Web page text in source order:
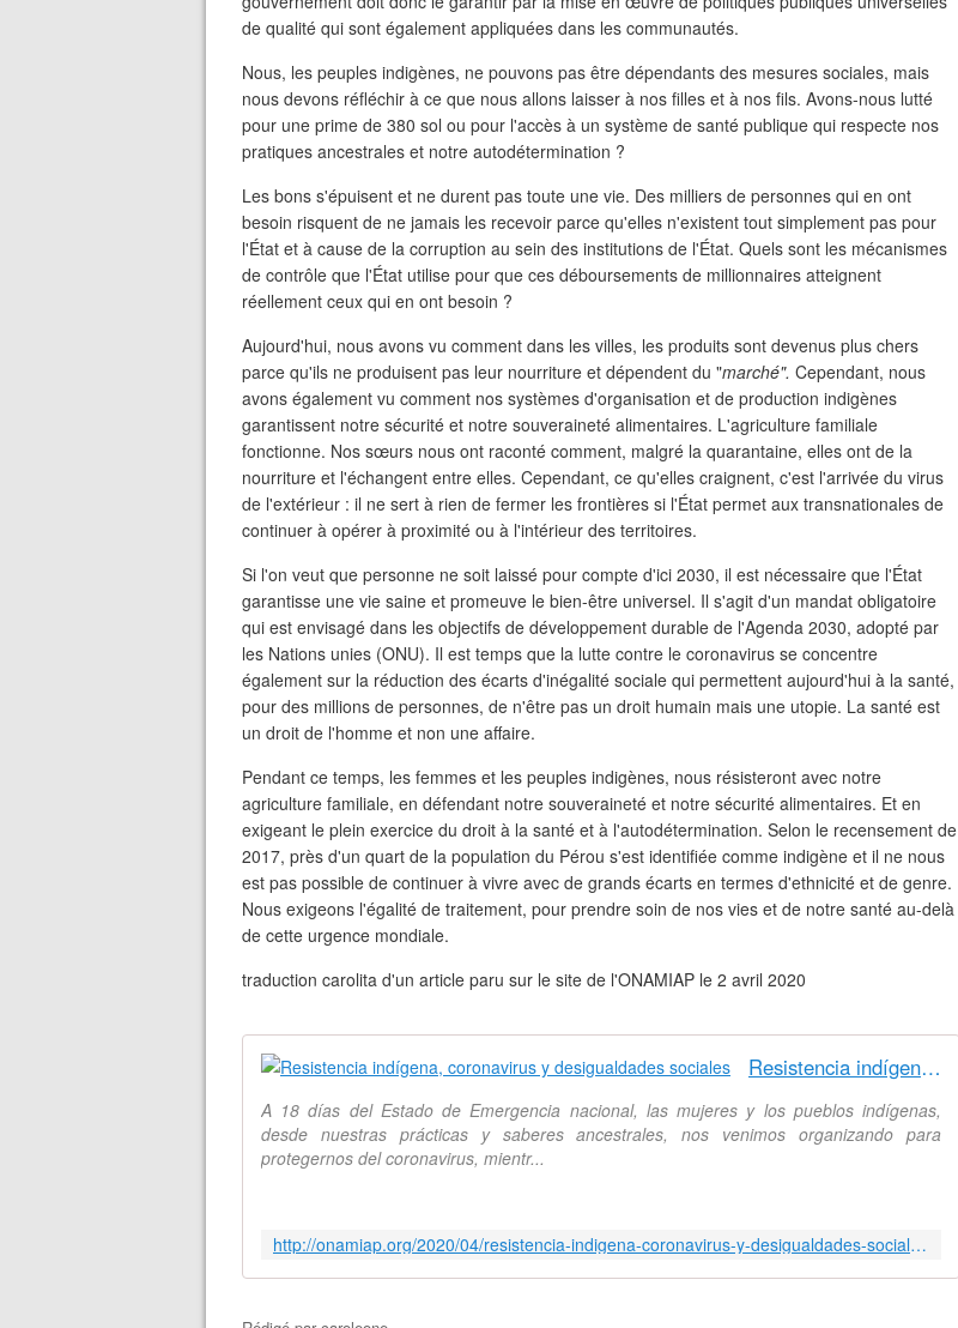
de qualité qui sont également appliquées dans les communautés.
Nous, les peuples indigènes, ne pouvons pas être dépendants des mesures sociales, mais
nous devons réfléchir à ce que nous allons laisser à nos filles et à nos fils. Avons-nous lutté
pour une prime de 380 sol ou pour l'accès à un système de santé publique qui respecte nos
pratiques ancestrales et notre autodétermination ?
Les bons s'épuisent et ne durent pas toute une vie. Des milliers de personnes qui en ont
besoin risquent de ne jamais les recevoir parce qu'elles n'existent tout simplement pas pour
l'État et à cause de la corruption au sein des institutions de l'État. Quels sont les mécanismes
de contrôle que l'État utilise pour que ces déboursements de millionnaires atteignent
réellement ceux qui en ont besoin ?
Aujourd'hui, nous avons vu comment dans les villes, les produits sont devenus plus chers
parce qu'ils ne produisent pas leur nourriture et dépendent du "marché". Cependant, nous
avons également vu comment nos systèmes d'organisation et de production indigènes
garantissent notre sécurité et notre souveraineté alimentaires. L'agriculture familiale
fonctionne. Nos sœurs nous ont raconté comment, malgré la quarantaine, elles ont de la
nourriture et l'échangent entre elles. Cependant, ce qu'elles craignent, c'est l'arrivée du virus
de l'extérieur : il ne sert à rien de fermer les frontières si l'État permet aux transnationales de
continuer à opérer à proximité ou à l'intérieur des territoires.
Si l'on veut que personne ne soit laissé pour compte d'ici 2030, il est nécessaire que l'État
garantisse une vie saine et promeuve le bien-être universel. Il s'agit d'un mandat obligatoire
qui est envisagé dans les objectifs de développement durable de l'Agenda 2030, adopté par
les Nations unies (ONU). Il est temps que la lutte contre le coronavirus se concentre
également sur la réduction des écarts d'inégalité sociale qui permettent aujourd'hui à la santé,
pour des millions de personnes, de n'être pas un droit humain mais une utopie. La santé est
un droit de l'homme et non une affaire.
Pendant ce temps, les femmes et les peuples indigènes, nous résisteront avec notre
agriculture familiale, en défendant notre souveraineté et notre sécurité alimentaires. Et en
exigeant le plein exercice du droit à la santé et à l'autodétermination. Selon le recensement de
2017, près d'un quart de la population du Pérou s'est identifiée comme indigène et il ne nous
est pas possible de continuer à vivre avec de grands écarts en termes d'ethnicité et de genre.
Nous exigeons l'égalité de traitement, pour prendre soin de nos vies et de notre santé au-delà
de cette urgence mondiale.
traduction carolita d'un article paru sur le site de l'ONAMIAP le 2 avril 2020
Resistencia indígena, coronavirus y desigualdades sociales
A 18 días del Estado de Emergencia nacional, las mujeres y los pueblos indígenas,
desde nuestras prácticas y saberes ancestrales, nos venimos organizando para
protegernos del coronavirus, mientr...
http://onamiap.org/2020/04/resistencia-indigena-coronavirus-y-desigualdades-sociales/